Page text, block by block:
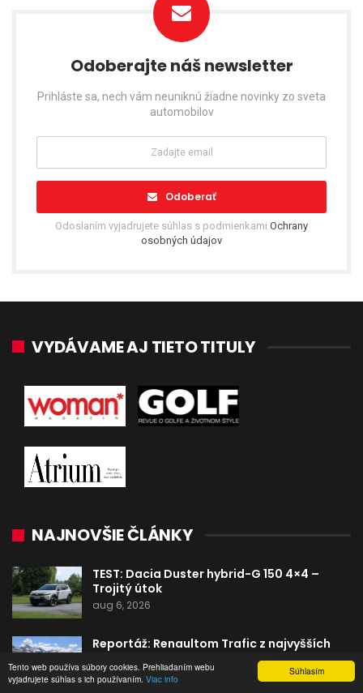
Súhlasím
Tento web používa súbory cookies. Prehliadaním webu
vyjadrujete súhlas s ich používaním. Viac info
Odoberajte náš newsletter
Prihláste sa, nech vám neuniknú žiadne novinky zo sveta
automobilov
Odoberať
Odoslaním vyjadrujete súhlas s podmienkami Ochrany
osobných údajov
VYDÁVAME AJ TIETO TITULY
NAJNOVŠIE ČLÁNKY
TEST: Dacia Duster hybrid-G 150 4×4 –
Trojitý útok
aug 6, 2026
Reportáž: Renaultom Trafic z najvyšších
aug 6, 2026